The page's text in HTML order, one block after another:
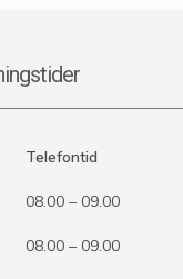
Telefontid
08.00 – 09.00
08.00 – 09.00